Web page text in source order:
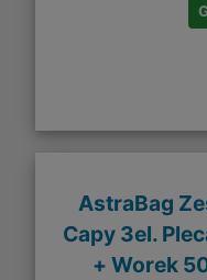
AstraBag
Capy 3el.
+ Worek